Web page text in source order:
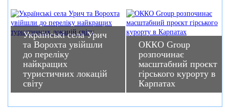
Українські села Урич
та Ворохта увійшли
до переліку
найкращих
туристичних локацій
світу
ОККО Group
розпочинає
масштабний проєкт
гірського курорту в
Карпатах